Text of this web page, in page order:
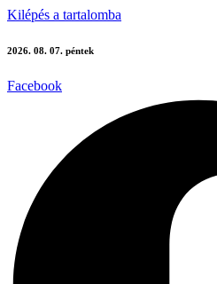
Kilépés a tartalomba
2026. 08. 07. péntek
Facebook